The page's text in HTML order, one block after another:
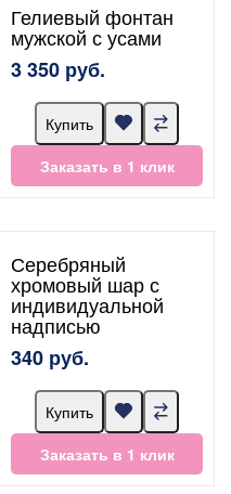
Гелиевый фонтан
мужской с усами
3 350 руб.
Купить
Заказать в 1 клик
Серебряный
хромовый шар с
индивидуальной
надписью
340 руб.
Купить
Заказать в 1 клик